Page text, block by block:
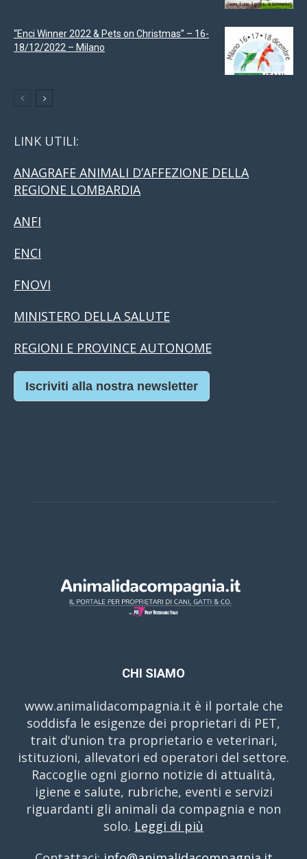
“Enci Winner 2022 & Pets on Christmas” – 16-
18/12/2022 – Milano
LINK UTILI:
ANAGRAFE ANIMALI D’AFFEZIONE DELLA
REGIONE LOMBARDIA
ANFI
ENCI
FNOVI
MINISTERO DELLA SALUTE
REGIONI E PROVINCE AUTONOME
Iscriviti alla nostra newsletter
CHI SIAMO
www.animalidacompagnia.it è il portale che
soddisfa le esigenze dei proprietari di PET,
trait d'union tra proprietario e veterinari,
istituzioni, allevatori ed operatori del settore.
Raccoglie ogni giorno notizie di attualità,
igiene e salute, rubriche, eventi e servizi
riguardanti gli animali da compagnia e non
solo. Leggi di più